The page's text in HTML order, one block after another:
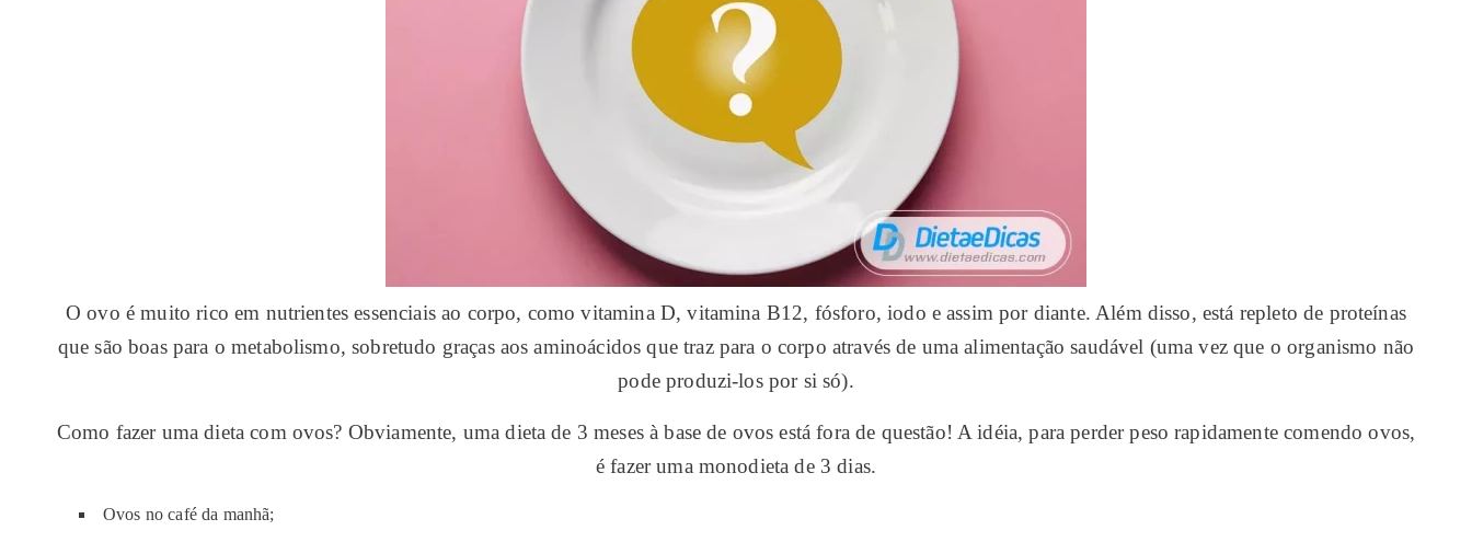
O ovo é muito rico em nutrientes essenciais ao corpo, como vitamina D, vitamina B12, fósforo, iodo e assim por diante. Além disso, está repleto de proteínas
que são boas para o metabolismo, sobretudo graças aos aminoácidos que traz para o corpo através de uma alimentação saudável (uma vez que o organismo não
pode produzi-los por si só).
Como fazer uma dieta com ovos? Obviamente, uma dieta de 3 meses à base de ovos está fora de questão! A idéia, para perder peso rapidamente comendo ovos,
é fazer uma monodieta de 3 dias.
Ovos no café da manhã;